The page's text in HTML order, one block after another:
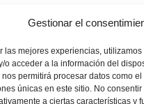
Gestionar el
las mejores experiencias,
o acceder a la información del
permitirá procesar datos como
únicas en este sitio. No
a ciertas características y